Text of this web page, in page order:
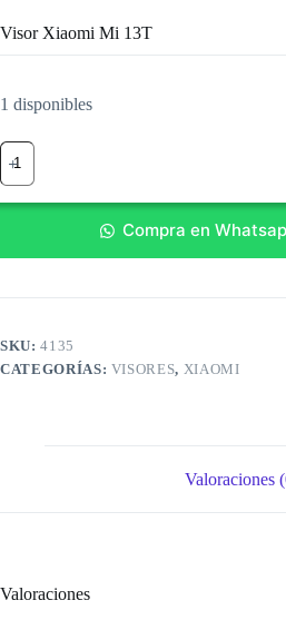
Visor Xiaomi Mi 13T
1 disponibles
Visor
Xiaomi
Mi
13T
Compra en
SKU:4135
CATEGORÍAS: VISORES, XIAOMI
Valoraciones
Valoraciones